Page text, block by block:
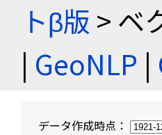
トβ版 > ベ
| GeoNLP |
データ作成時点：